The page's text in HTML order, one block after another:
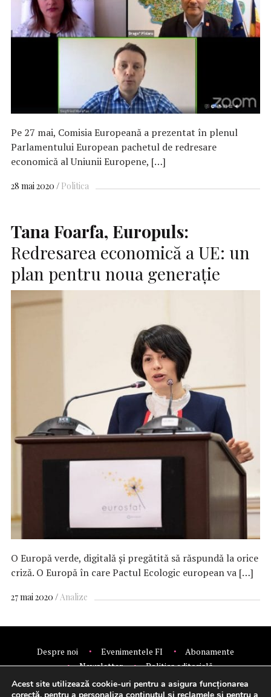
Pe 27 mai, Comisia Europeană a prezentat în plenul
Parlamentului European pachetul de redresare
economică al Uniunii Europene, […]
28 mai 2020 Politica
Tana Foarfa, Europuls:
Redresarea economică a UE: un
plan pentru noua generație
O Europă verde, digitală și pregătită să răspundă la orice
criză. O Europă în care Pactul Ecologic european va […]
27 mai 2020 Analize
Despre noi Evenimentele FI
Abonamente
Newsletter
Politica editorială
Politica de confidentialitate
Contact
Publicitate
Acest site utilizează cookie-uri pentru a asigura funcționarea